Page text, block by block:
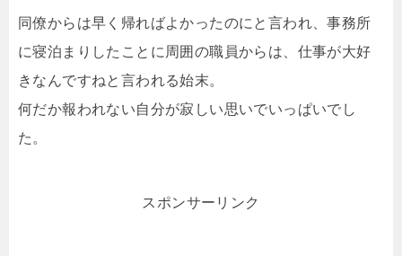
同僚からは早く帰ればよかったのにと言われ、事務所
に寝泊まりしたことに周囲の職員からは、仕事が大好
きなんですねと言われる始末。
何だか報われない自分が寂しい思いでいっぱいでし
た。
スポンサーリンク